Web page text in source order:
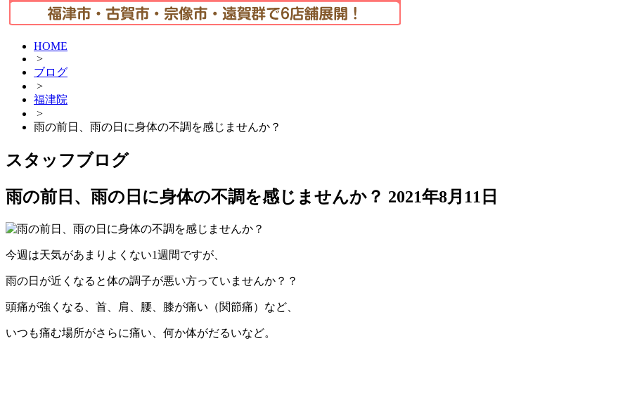
HOME
>
ブログ
>
福津院
>
雨の前日、雨の日に身体の不調を感じませんか？
スタッフブログ
雨の前日、雨の日に身体の不調を感じませんか？ 2021年8月11日
今週は天気があまりよくない1週間ですが、
雨の日が近くなると体の調子が悪い方っていませんか？？
頭痛が強くなる、首、肩、腰、膝が痛い（関節痛）など、
いつも痛む場所がさらに痛い、何か体がだるいなど。